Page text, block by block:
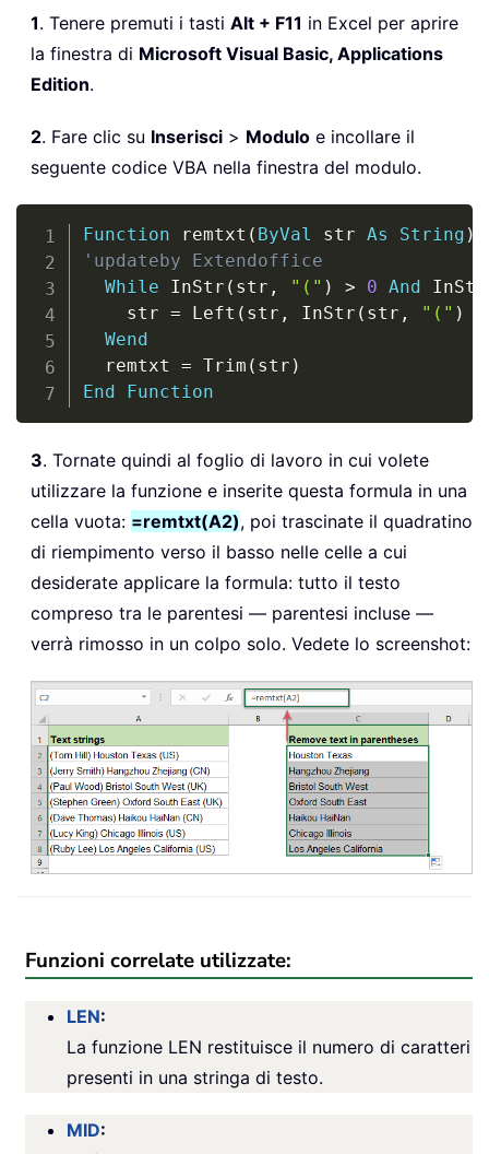
1. Tenere premuti i tasti Alt + F11 in Excel per aprire
la finestra di Microsoft Visual Basic, Applications
Edition.
2. Fare clic su Inserisci > Modulo e incollare il
seguente codice VBA nella finestra del modulo.
Function remtxt ( ByVal str As String )
'updateby Extendoffice
While InStr ( str , "(" ) > 0 And InStr
    str
= Left ( str , InStr ( str , "(" )
Wend
  remtxt
= Trim ( str )
End
Function
Copy
3. Tornate quindi al foglio di lavoro in cui volete
utilizzare la funzione e inserite questa formula in una
cella vuota: =remtxt(A2), poi trascinate il quadratino
di riempimento verso il basso nelle celle a cui
desiderate applicare la formula: tutto il testo
compreso tra le parentesi — parentesi incluse —
verrà rimosso in un colpo solo. Vedete lo screenshot:
Funzioni correlate utilizzate:
LEN:
La funzione LEN restituisce il numero di caratteri
presenti in una stringa di testo.
MID: